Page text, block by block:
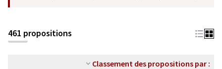
461 propositions
Classement des propositions par :